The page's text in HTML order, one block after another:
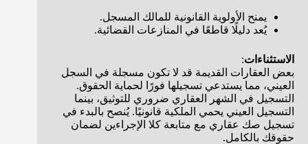
يمنح الأولوية القانونية للمالك المسجل.
يُعد دليلًا قاطعًا في المنازعات القضائية.
الاستثناءات:
بعض العقارات القديمة قد لا تكون مسجلة في السجل
العيني، مما يستدعي تسجيلها فورًا لحماية الحقوق.
التسجيل في الشهر العقاري ضروري للتوثيق، بينما
التسجيل العيني يحمي الملكية قانونيًا. يُنصح بالبدء في
تسجيل صك عقاري مع متابعة كلا الإجراءين لضمان
حقوقك بالكامل.